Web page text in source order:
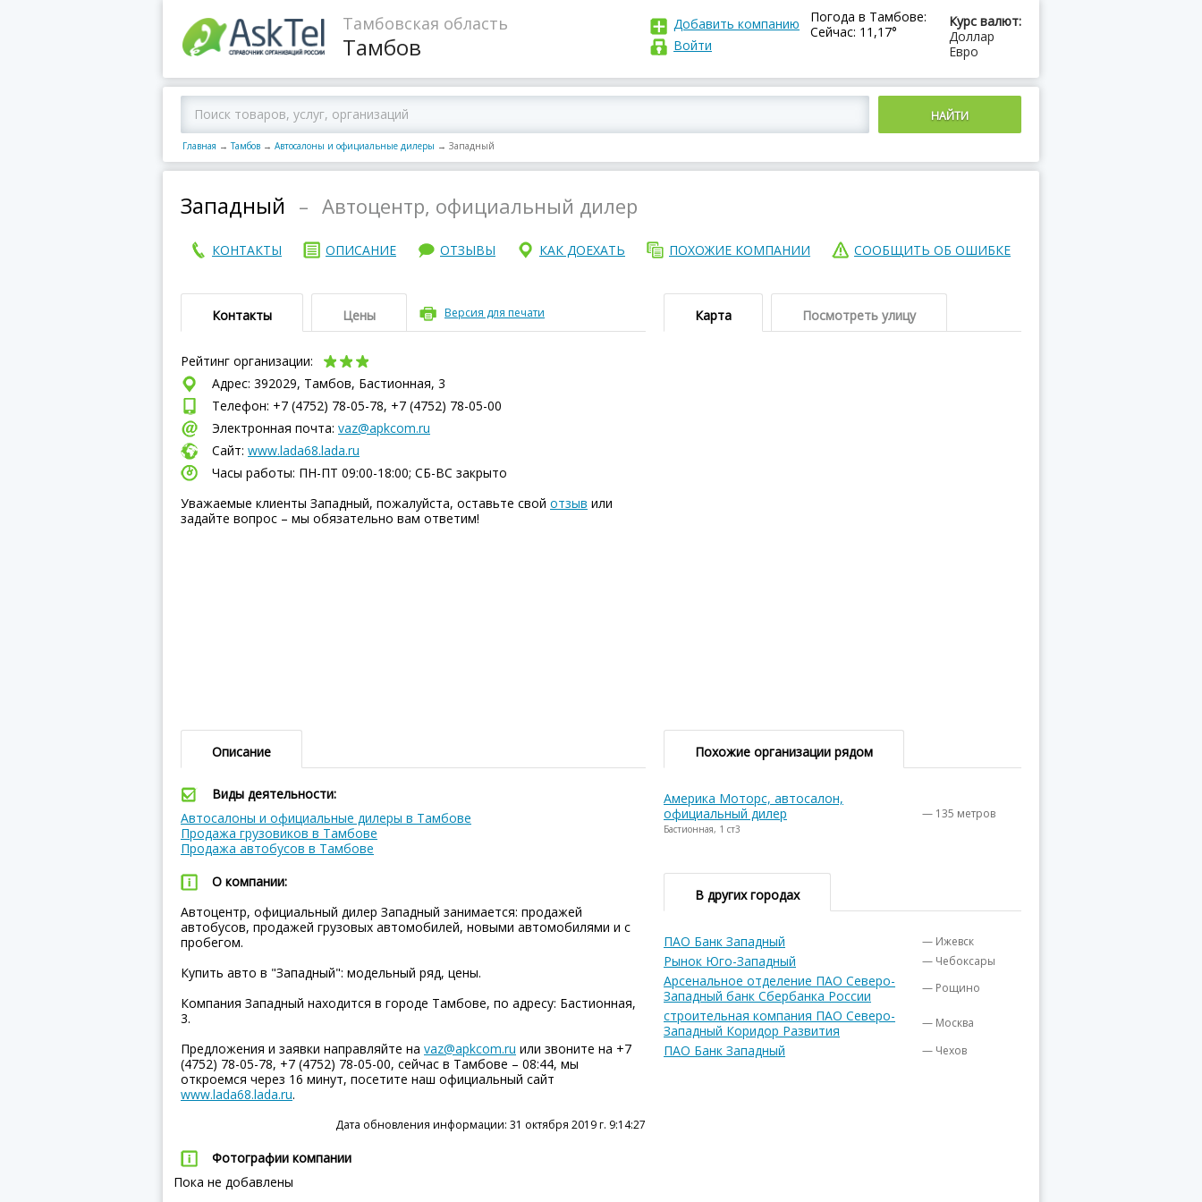
Тамбовская область
Тамбов
Курс валют:
Доллар
Евро
Погода в Тамбове:
Сейчас: 11,17°
Добавить компанию
Войти
Главная → Тамбов → Автосалоны и официальные дилеры → Западный
Западный – Автоцентр, официальный дилер
КОНТАКТЫ ОПИСАНИЕ ОТЗЫВЫ КАК ДОЕХАТЬ ПОХОЖИЕ КОМПАНИИ СООБЩИТЬ ОБ ОШИБКЕ
Контакты Цены Версия для печати
Рейтинг организации:
Адрес: 392029, Тамбов, Бастионная, 3
Телефон: +7 (4752) 78-05-78, +7 (4752) 78-05-00
Электронная почта: vaz@apkcom.ru
Сайт: www.lada68.lada.ru
Часы работы: ПН-ПТ 09:00-18:00; СБ-ВC закрыто
Уважаемые клиенты Западный, пожалуйста, оставьте свой отзыв или
задайте вопрос – мы обязательно вам ответим!
Карта Посмотреть улицу
Описание
Виды деятельности:
Автосалоны и официальные дилеры в Тамбове
Продажа грузовиков в Тамбове
Продажа автобусов в Тамбове
О компании:
Автоцентр, официальный дилер Западный занимается: продажей
автобусов, продажей грузовых автомобилей, новыми автомобилями и с
пробегом.
Купить авто в "Западный": модельный ряд, цены.
Компания Западный находится в городе Тамбове, по адресу: Бастионная,
3.
Предложения и заявки направляйте на vaz@apkcom.ru или звоните на +7
(4752) 78-05-78, +7 (4752) 78-05-00, сейчас в Тамбове – 08:44, мы
откроемся через 16 минут, посетите наш официальный сайт
www.lada68.lada.ru.
Дата обновления информации: 31 октября 2019 г. 9:14:27
Фотографии компании
Пока не добавлены
Похожие организации рядом
Америка Моторс, автосалон,
официальный дилер
Бастионная, 1 ст3
— 135 метров
В других городах
ПАО Банк Западный — Ижевск
Рынок Юго-Западный — Чебоксары
Арсенальное отделение ПАО Северо-
Западный банк Сбербанка России
— Рощино
строительная компания ПАО Северо-
Западный Коридор Развития
— Москва
ПАО Банк Западный — Чехов